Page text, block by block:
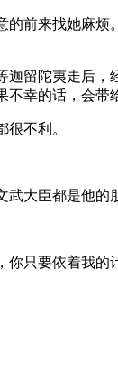
来找她麻烦
陀夷走后，
幸的话，会带
不利。
臣都是他的
只要依着我的